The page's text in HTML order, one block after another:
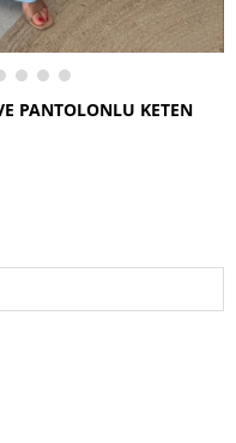
PANTOLONLU KETEN